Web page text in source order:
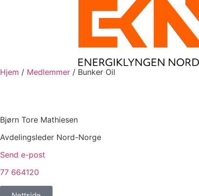
Hjem / Medlemmer / Bunker Oil
Bjørn Tore Mathiesen
Avdelingsleder Nord-Norge
Send e-post
77 664120